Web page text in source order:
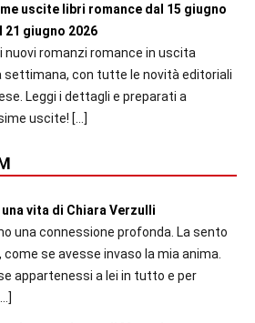
uscite libri romance dal 15 giugno
21 giugno 2026
nuovi romanzi romance in uscita
settimana, con tutte le novità editoriali
Leggi i dettagli e preparati a
uscite! […]
una vita di Chiara Verzulli
una connessione profonda. La sento
come se avesse invaso la mia anima.
appartenessi a lei in tutto e per